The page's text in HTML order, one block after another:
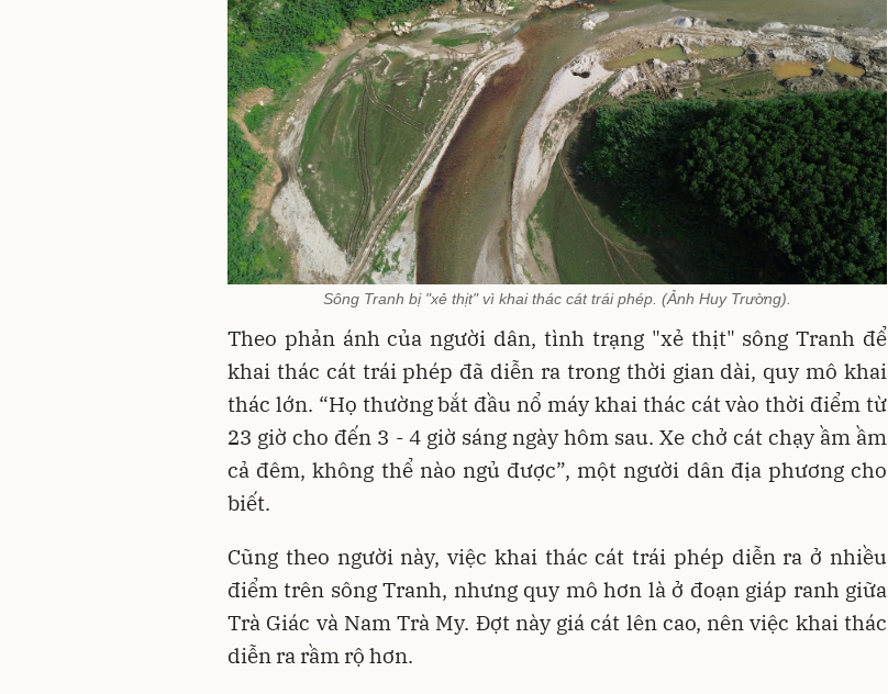
Sông Tranh bị "xẻ thịt" vì khai thác cát trái phép. (Ảnh Huy Trường).
Theo phản ánh của người dân, tình trạng "xẻ thịt" sông Tranh để
khai thác cát trái phép đã diễn ra trong thời gian dài, quy mô khai
thác lớn. “Họ thường bắt đầu nổ máy khai thác cát vào thời điểm từ
23 giờ cho đến 3 - 4 giờ sáng ngày hôm sau. Xe chở cát chạy ầm ầm
cả đêm, không thể nào ngủ được”, một người dân địa phương cho
biết.
Cũng theo người này, việc khai thác cát trái phép diễn ra ở nhiều
điểm trên sông Tranh, nhưng quy mô hơn là ở đoạn giáp ranh giữa
Trà Giác và Nam Trà My. Đợt này giá cát lên cao, nên việc khai thác
diễn ra rầm rộ hơn.